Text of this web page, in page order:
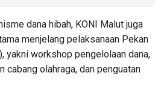
dana hibah, KONI Malut juga
menjelang pelaksanaan Pekan
yakni workshop pengelolaan dana,
cabang olahraga, dan penguatan